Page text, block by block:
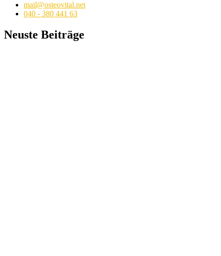
mail@osteovital.net
040 - 380 441 63
Neuste Beiträge